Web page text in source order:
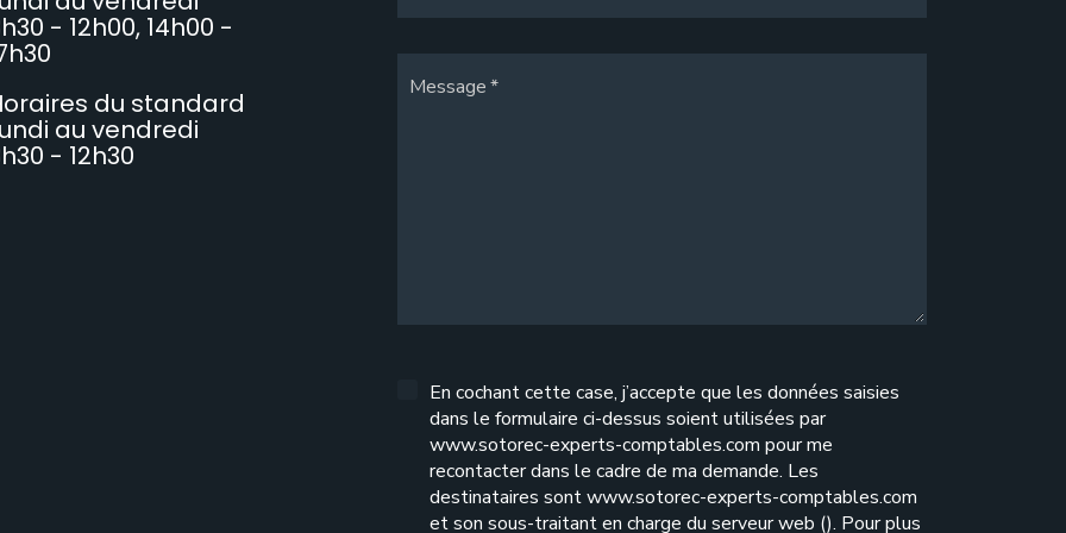
- 12h00, 14h00 -
du standard
au vendredi
- 12h30
Message
En cochant cette case, j’accepte que les données saisies
dans le formulaire ci-dessus soient utilisées par
www.sotorec-experts-comptables.com pour me
recontacter dans le cadre de ma demande. Les
destinataires sont www.sotorec-experts-comptables.com
et son sous-traitant en charge du serveur web (). Pour plus